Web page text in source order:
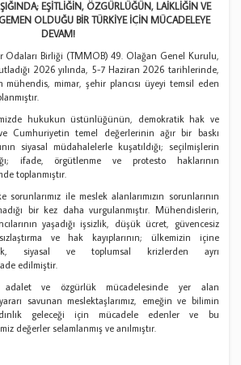
EŞİTLİĞİN, ÖZGÜRLÜĞÜN, LAİKLİĞİN VE
OLDUĞU BİR TÜRKİYE İÇİN MÜCADELEYE
DEVAM!
Odaları Birliği (TMMOB) 49. Olağan Genel Kurulu,
2026 yılında, 5-7 Haziran 2026 tarihlerinde,
mimar, şehir plancısı üyeyi temsil eden
hukukun üstünlüğünün, demokratik hak ve
Cumhuriyetin temel değerlerinin ağır bir baskı
siyasal müdahalelerle kuşatıldığı; seçilmişlerin
ifade, örgütlenme ve protesto haklarının
toplanmıştır.
ile meslek alanlarımızın sorunlarının
bir kez daha vurgulanmıştır. Mühendislerin,
yaşadığı işsizlik, düşük ücret, güvencesiz
ve hak kayıplarının; ülkemizin içine
siyasal ve toplumsal krizlerden ayrı
edilmiştir.
adalet ve özgürlük mücadelesinde yer alan
savunan meslektaşlarımız, emeğin ve bilimin
geleceği için mücadele edenler ve bu
değerler selamlanmış ve anılmıştır.